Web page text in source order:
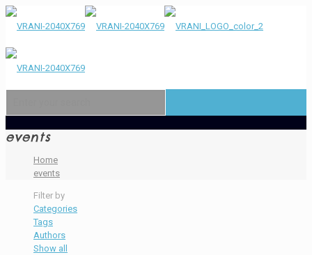
events
Home
events
Filter by
Categories
Tags
Authors
Show all